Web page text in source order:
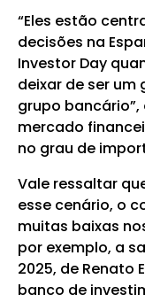
“Eles estão
decisões na
Investor Day
deixar de ser um
grupo
mercado
no grau de
Vale ressaltar
esse cenário, o
muitas baixas
por exemplo, a
2025, de Renato
banco de